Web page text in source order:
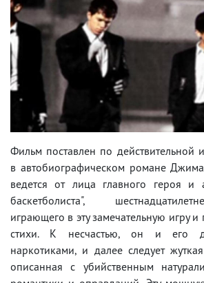
Фильм поставлен по действительной
в автобиографическом романе
ведется от лица главного героя и
баскетболиста",
играющего в эту замечательную игру
стихи. К несчастью, он и его
наркотиками, и далее следует
описанная с убийственным